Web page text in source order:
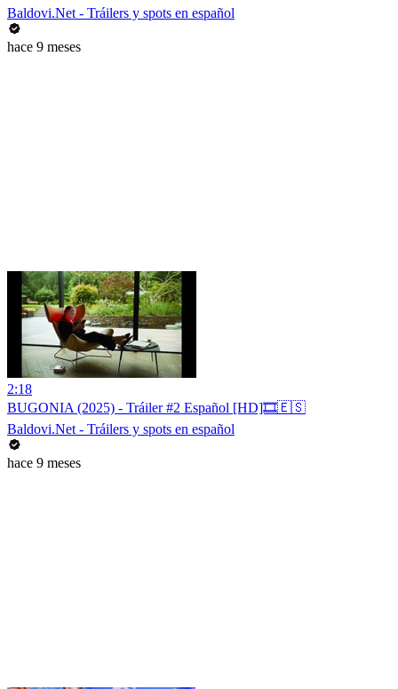
Baldovi.Net - Tráilers y spots en español
hace 9 meses
2:18
BUGONIA (2025) - Tráiler #2 Español [HD]🎞️🇪🇸
Baldovi.Net - Tráilers y spots en español
hace 9 meses